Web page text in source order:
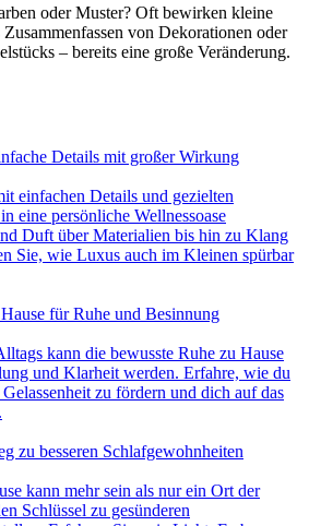
oder Muster? Oft bewirken kleine
von Dekorationen oder
– bereits eine große Veränderung.
Details mit großer Wirkung
einfachen Details und gezielten
eine persönliche Wellnessoase
Duft über Materialien bis hin zu Klang
Sie, wie Luxus auch im Kleinen spürbar
für Ruhe und Besinnung
kann die bewusste Ruhe zu Hause
und Klarheit werden. Erfahre, wie du
zu fördern und dich auf das
zu besseren Schlafgewohnheiten
kann mehr sein als nur ein Ort der
Schlüssel zu gesünderen